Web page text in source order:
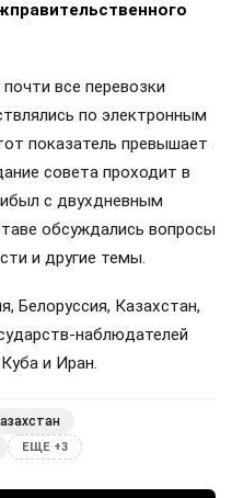
все перевозки
по электронным
показатель превышает
совета проходит в
с двухдневным
обсуждались вопросы
и другие темы.
Белоруссия, Казахстан,
наблюдателей
и Иран.
ЕЩЕ +3